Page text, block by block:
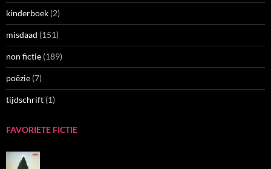
kinderboek (2)
misdaad (151)
non fictie (189)
poëzie (7)
tijdschrift (1)
FAVORIETE FICTIE